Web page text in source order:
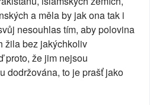
a měla by jak ona tak i
nesouhlas tím, aby polovina
žila bez jakýchkoliv
proto, že jim nejsou
dodržována, to je prašť jako